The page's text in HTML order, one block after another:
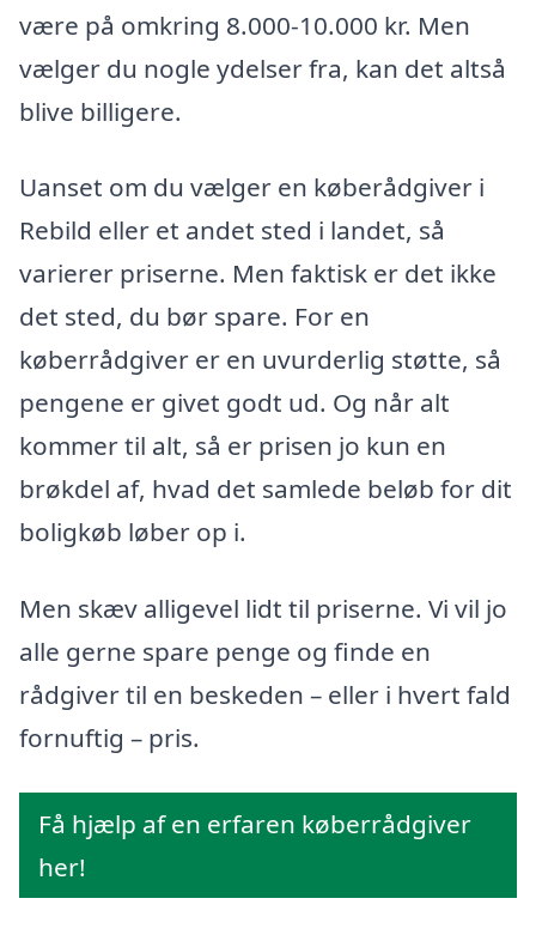
være på omkring 8.000-10.000 kr. Men
vælger du nogle ydelser fra, kan det altså
blive billigere.
Uanset om du vælger en køberådgiver i
Rebild eller et andet sted i landet, så
varierer priserne. Men faktisk er det ikke
det sted, du bør spare. For en
køberrådgiver er en uvurderlig støtte, så
pengene er givet godt ud. Og når alt
kommer til alt, så er prisen jo kun en
brøkdel af, hvad det samlede beløb for dit
boligkøb løber op i.
Men skæv alligevel lidt til priserne. Vi vil jo
alle gerne spare penge og finde en
rådgiver til en beskeden – eller i hvert fald
fornuftig – pris.
Få hjælp af en erfaren køberrådgiver
her!